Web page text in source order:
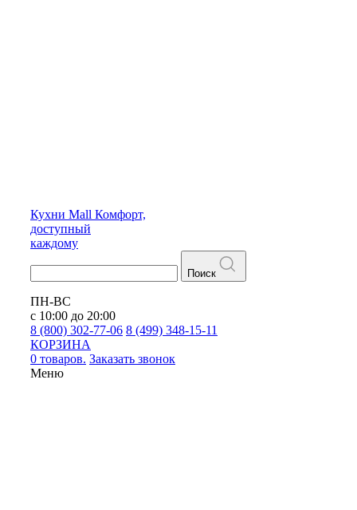
Кухни Mall Комфорт,
доступный
каждому
Поиск
ПН-ВС
с 10:00 до 20:00
8 (800) 302-77-06 8 (499) 348-15-11
КОРЗИНА
0 товаров. Заказать звонок
Меню